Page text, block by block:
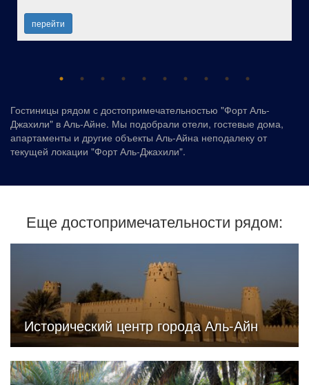
перейти
Гостиницы рядом с достопримечательностью "Форт Аль-
Джахили" в Аль-Айне. Мы подобрали отели, гостевые дома,
апартаменты и другие объекты Аль-Айна неподалеку от
текущей локации "Форт Аль-Джахили".
Еще достопримечательности рядом:
Исторический центр города Аль-Айн